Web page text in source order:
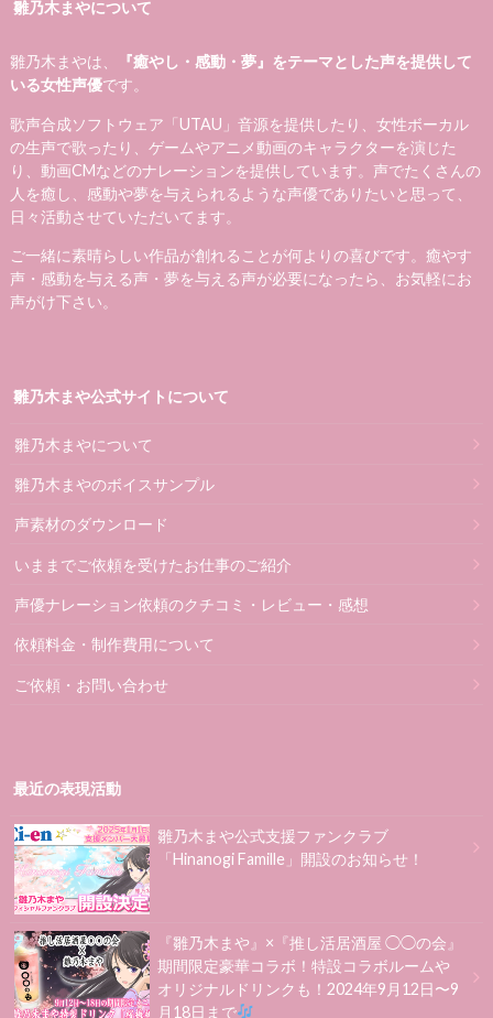
雛乃木まやについて
雛乃木まやは、
『癒やし・感動・夢』をテーマとした声を提供して
いる女性声優です。
歌声合成ソフトウェア「UTAU」音源を提供したり、女性ボーカル
の生声で歌ったり、ゲームやアニメ動画のキャラクターを演じた
り、動画CMなどのナレーションを提供しています。声でたくさんの
人を癒し、感動や夢を与えられるような声優でありたいと思って、
日々活動させていただいてます。
ご一緒に素晴らしい作品が創れることが何よりの喜びです。癒やす
声・感動を与える声・夢を与える声が必要になったら、お気軽にお
声がけ下さい。
雛乃木まや公式サイトについて
雛乃木まやについて
雛乃木まやのボイスサンプル
声素材のダウンロード
いままでご依頼を受けたお仕事のご紹介
声優ナレーション依頼のクチコミ・レビュー・感想
依頼料金・制作費用について
ご依頼・お問い合わせ
最近の表現活動
雛乃木まや公式支援ファンクラブ
「Hinanogi Famille」開設のお知らせ！
『雛乃木まや』×『推し活居酒屋 ◯◯の会』
期間限定豪華コラボ！特設コラボルームや
オリジナルドリンクも！2024年9月12日〜9
月18日まで